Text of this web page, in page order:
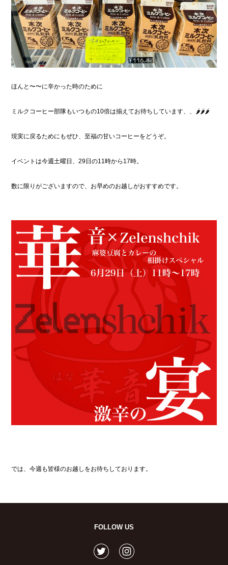
ほんと〜〜に辛かった時のために
ミルクコーヒー部隊もいつもの10倍は揃えてお待ちしています、、🌶️🌶️🌶️
現実に戻るためにもぜひ、至福の甘いコーヒーをどうぞ。
イベントは今週土曜日、29日の11時から17時。
数に限りがございますので、お早めのお越しがおすすめです。
では、今週も皆様のお越しをお待ちしております。
FOLLOW US